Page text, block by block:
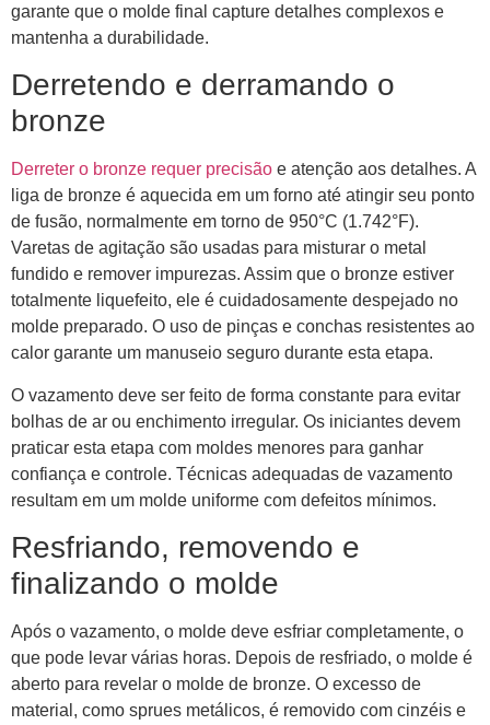
garante que o molde final capture detalhes complexos e
mantenha a durabilidade.
Derretendo e derramando o
bronze
Derreter o bronze requer precisão e atenção aos detalhes. A
liga de bronze é aquecida em um forno até atingir seu ponto
de fusão, normalmente em torno de 950°C (1.742°F).
Varetas de agitação são usadas para misturar o metal
fundido e remover impurezas. Assim que o bronze estiver
totalmente liquefeito, ele é cuidadosamente despejado no
molde preparado. O uso de pinças e conchas resistentes ao
calor garante um manuseio seguro durante esta etapa.
O vazamento deve ser feito de forma constante para evitar
bolhas de ar ou enchimento irregular. Os iniciantes devem
praticar esta etapa com moldes menores para ganhar
confiança e controle. Técnicas adequadas de vazamento
resultam em um molde uniforme com defeitos mínimos.
Resfriando, removendo e
finalizando o molde
Após o vazamento, o molde deve esfriar completamente, o
que pode levar várias horas. Depois de resfriado, o molde é
aberto para revelar o molde de bronze. O excesso de
material, como sprues metálicos, é removido com cinzéis e